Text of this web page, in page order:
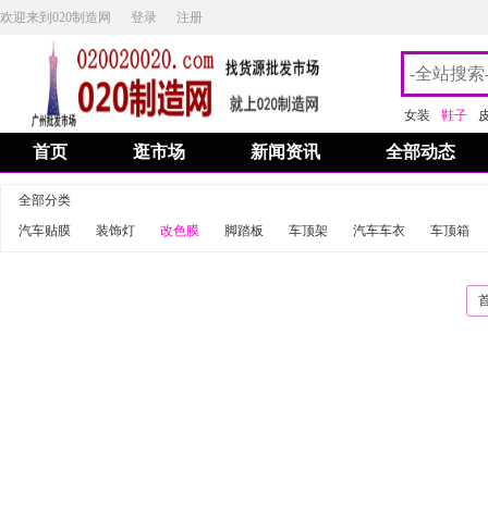
欢迎来到020制造网 登录 注册
女装 鞋子
首页 逛市场 新闻资讯 全部动态
全部分类
汽车贴膜
装饰灯 改色膜 脚踏板 车顶架 汽车车衣 车顶箱